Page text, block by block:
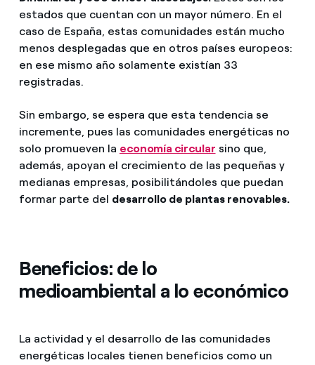
estados que cuentan con un mayor número. En el
caso de España, estas comunidades están mucho
menos desplegadas que en otros países europeos:
en ese mismo año solamente existían 33
registradas.
Sin embargo, se espera que esta tendencia se
incremente, pues las comunidades energéticas no
solo promueven la economía circular sino que,
además, apoyan el crecimiento de las pequeñas y
medianas empresas, posibilitándoles que puedan
formar parte del desarrollo de plantas renovables.
Beneficios: de lo
medioambiental a lo económico
La actividad y el desarrollo de las comunidades
energéticas locales tienen beneficios como un